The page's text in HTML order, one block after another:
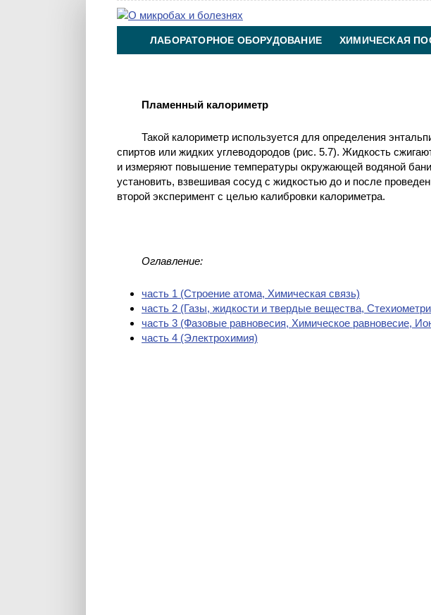
ЛАБОРАТОРНОЕ ОБОРУДОВАНИЕ ХИМИЧЕСКАЯ
Пламенный калориметр
Такой калориметр используется для определения
спиртов или жидких углеводородов (рис. 5.7). Жидкость
и измеряют повышение температуры окружающей водяной
установить, взвешивая сосуд с жидкостью до и после
второй эксперимент с целью калибровки калориметра.
Оглавление:
часть 1 (Cтроение атома, Химическая связь)
часть 2 (Газы, жидкости и твердые вещества,
часть 3 (Фазовые равновесия, Химическое равновесие,
часть 4 (Электрохимия)